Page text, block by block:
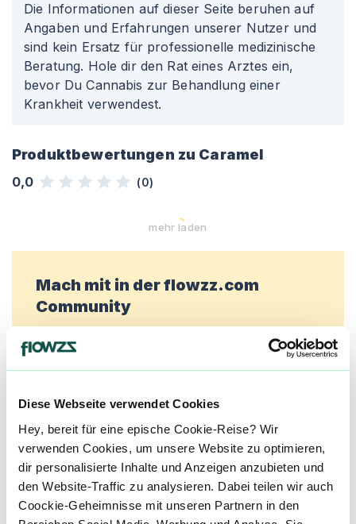
Diese Webseite verwendet Cookies
Hey, bereit für eine epische Cookie-Reise? Wir
verwenden Cookies, um unsere Website zu optimieren,
dir personalisierte Inhalte und Anzeigen anzubieten und
den Website-Traffic zu analysieren. Dabei teilen wir auch
Coockie-Geheimnisse mit unseren Partnern in den
Die Informationen auf dieser Seite beruhen auf
Angaben und Erfahrungen unserer Nutzer und
sind kein Ersatz für professionelle medizinische
Beratung. Hole dir den Rat eines Arztes ein,
bevor Du Cannabis zur Behandlung einer
Krankheit verwendest.
Produktbewertungen zu Caramel
0,0 (0)
mehr laden
Mach mit in der flowzz.com
Community
Alle wichtigen Daten und Fakten - täglich
aktualisiert! Hilf uns mit Deinen Kommentaren
machen. Melde dich an, um dir deine
Preisreduktionen informiert zu werden und
exklusive Angebote zu erhalten!
Jetzt registrieren